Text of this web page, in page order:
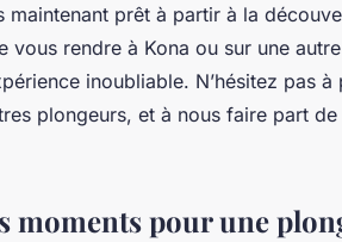
maintenant prêt à partir à la
vous rendre à Kona ou sur une
inoubliable. N’hésitez pas
plongeurs, et à nous faire part
moments pour une